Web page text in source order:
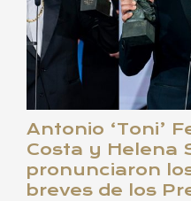
Antonio ‘Toni’
Costa y Helena
pronunciaron
breves de los